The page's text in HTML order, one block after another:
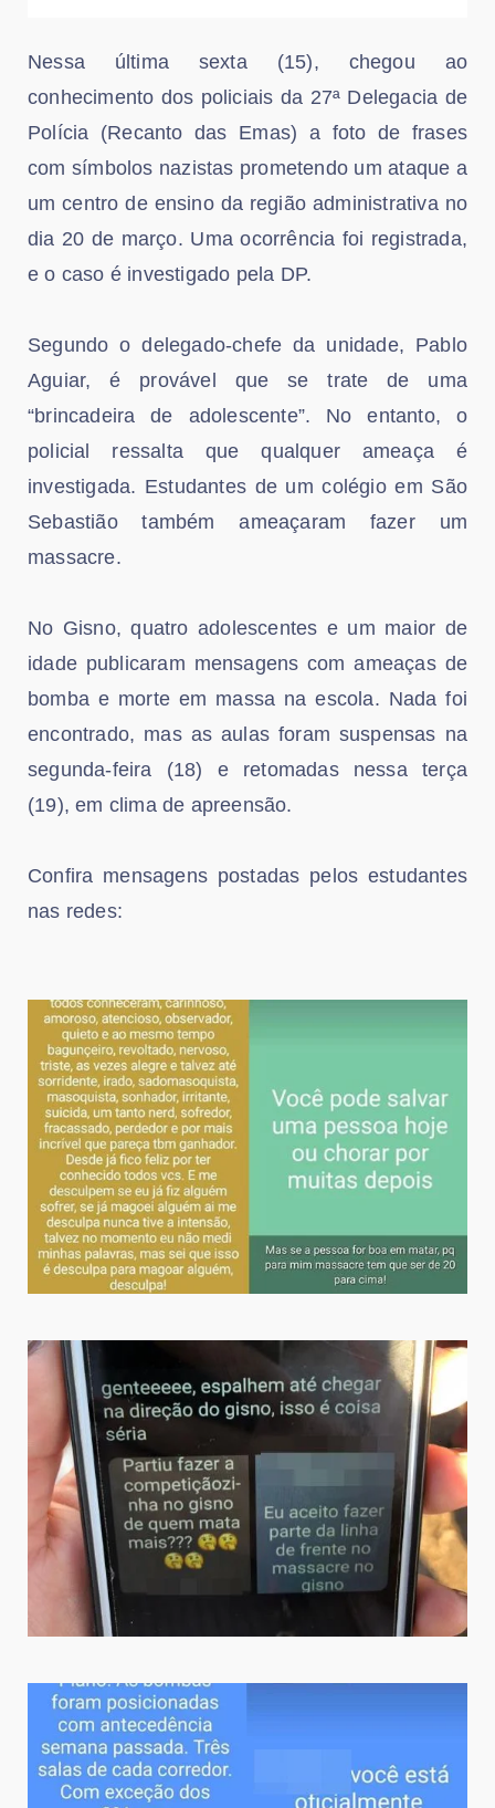
Nessa última sexta (15), chegou ao
conhecimento dos policiais da 27ª Delegacia de
Polícia (Recanto das Emas) a foto de frases
com símbolos nazistas prometendo um ataque a
um centro de ensino da região administrativa no
dia 20 de março. Uma ocorrência foi registrada,
e o caso é investigado pela DP.
Segundo o delegado-chefe da unidade, Pablo
Aguiar, é provável que se trate de uma
“brincadeira de adolescente”. No entanto, o
policial ressalta que qualquer ameaça é
investigada. Estudantes de um colégio em São
Sebastião também ameaçaram fazer um
massacre.
No Gisno, quatro adolescentes e um maior de
idade publicaram mensagens com ameaças de
bomba e morte em massa na escola. Nada foi
encontrado, mas as aulas foram suspensas na
segunda-feira (18) e retomadas nessa terça
(19), em clima de apreensão.
Confira mensagens postadas pelos estudantes
nas redes: